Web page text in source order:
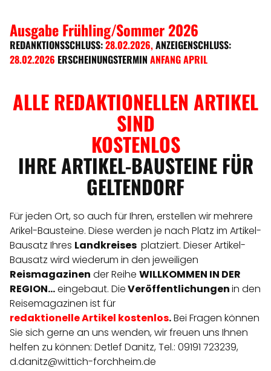
Ausgabe Frühling/Sommer 2026
REDANKTIONSSCHLUSS:28.02.2026,ANZEIGENSCHLUSS:
28.02.2026 ERSCHEINUNGSTERMIN ANFANG APRIL
ALLE REDAKTIONELLEN ARTIKEL
SIND
KOSTENLOS
IHRE ARTIKEL-BAUSTEINE FÜR
GELTENDORF
Für jeden Ort, so auch für Ihren, erstellen wir mehrere
Arikel-Bausteine. Diese werden je nach Platz im Artikel-
Bausatz Ihres Landkreises platziert. Dieser Artikel-
Bausatz wird wiederum in den jeweiligen
Reismagazinen der Reihe WILLKOMMEN IN DER
REGION...eingebaut. DieVeröffentlichungenin den
Reisemagazinen ist für
redaktionelleArtikel kostenlos.Bei Fragen können
Sie sich gerne an uns wenden, wir freuen uns Ihnen
helfen zu können: Detlef Danitz, Tel.: 09191 723239,
d.danitz@wittich-forchheim.de